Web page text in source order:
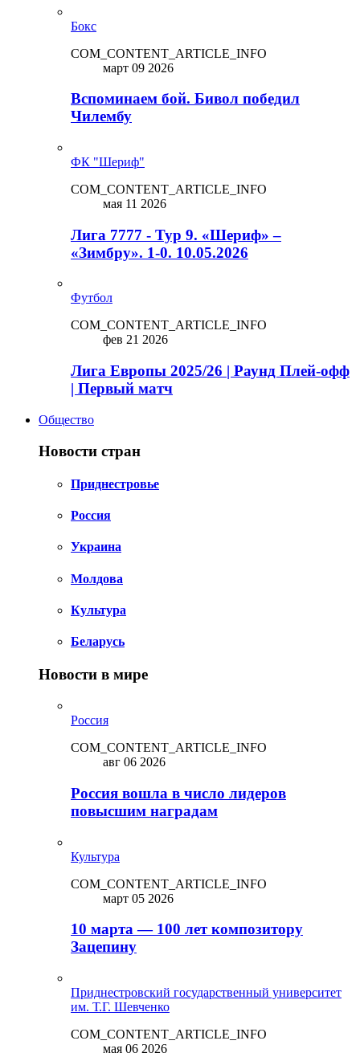
Бокс
COM_CONTENT_ARTICLE_INFO
март 09 2026
Вспоминаем бой. Бивол победил
Чилембу
ФК "Шериф"
COM_CONTENT_ARTICLE_INFO
мая 11 2026
Лига 7777 - Тур 9. «Шериф» –
«Зимбру». 1-0. 10.05.2026
Футбол
COM_CONTENT_ARTICLE_INFO
фев 21 2026
Лига Европы 2025/26 | Раунд Плей-офф
| Первый матч
Общество
Новости стран
Приднестровье
Россия
Украина
Молдова
Культура
Беларусь
Новости в мире
Россия
COM_CONTENT_ARTICLE_INFO
авг 06 2026
Россия вошла в число лидеров
повысшим наградам
Культура
COM_CONTENT_ARTICLE_INFO
март 05 2026
10 марта — 100 лет композитору
Зацепину
Приднестровский государственный университет
им. Т.Г. Шевченко
COM_CONTENT_ARTICLE_INFO
мая 06 2026